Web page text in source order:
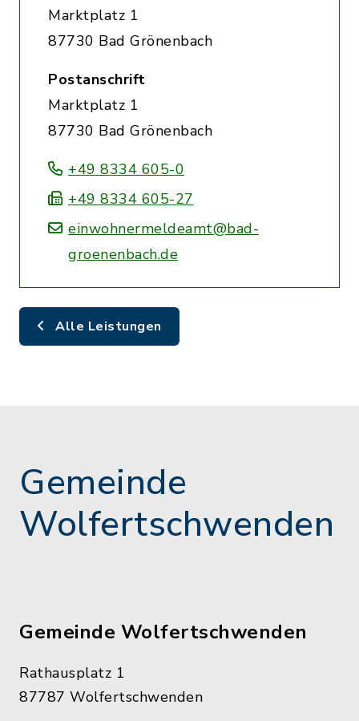
Marktplatz 1
87730 Bad Grönenbach
Postanschrift
Marktplatz 1
87730 Bad Grönenbach
+49 8334 605-0
+49 8334 605-27
einwohnermeldeamt@bad-
groenenbach.de
Alle Leistungen
Gemeinde
Wolfertschwenden
Gemeinde Wolfertschwenden
Rathausplatz 1
87787 Wolfertschwenden